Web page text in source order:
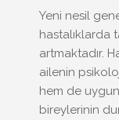
Yeni nesil
hastalıklarda
artmaktadır.
ailenin
hem de
bireylerinin